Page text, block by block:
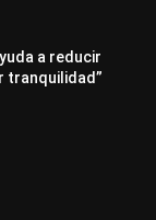
a reducir
tranquilidad”